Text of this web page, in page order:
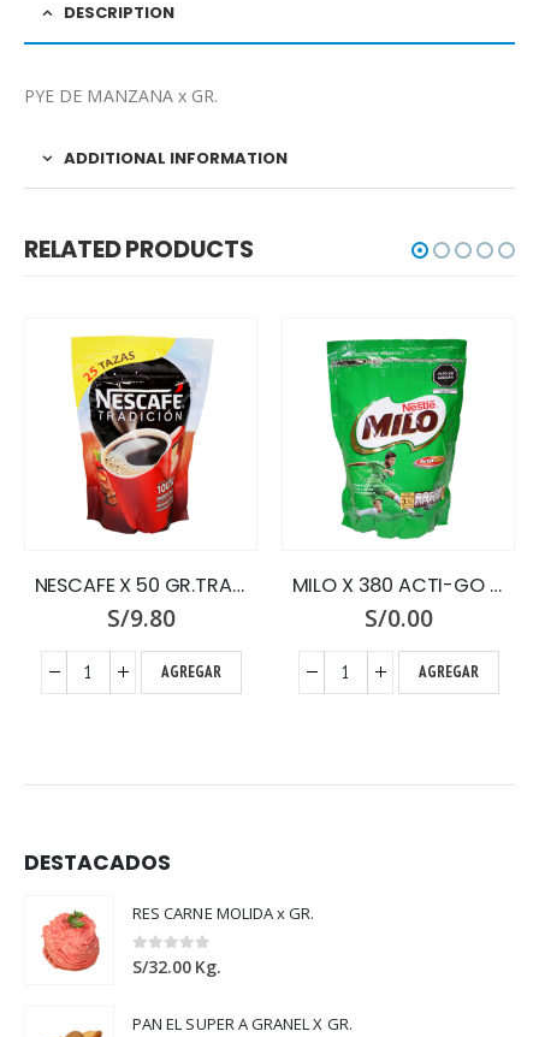
DESCRIPTION
PYE DE MANZANA x GR.
ADDITIONAL INFORMATION
RELATED PRODUCTS
NESCAFE X 50 GR.TRADICION ZIPPER
S/9.80
AGREGAR
MILO X 380 ACTI-GO DOY PACK
S/0.00
AGREGAR
DESTACADOS
RES CARNE MOLIDA x GR.
0out of 5
S/32.00 Kg.
PAN EL SUPER A GRANEL X GR.